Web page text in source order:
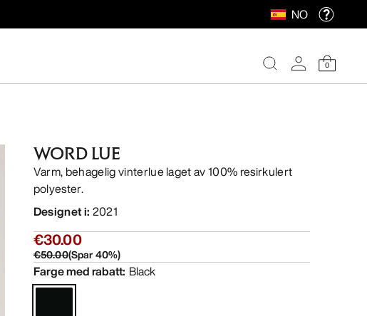
NO
0
WORD LUE
Varm, behagelig vinterlue laget av 100% resirkulert
polyester.
Designet i: 2021
€30.00
€50.00(Spar40%)
Farge med rabatt: Black